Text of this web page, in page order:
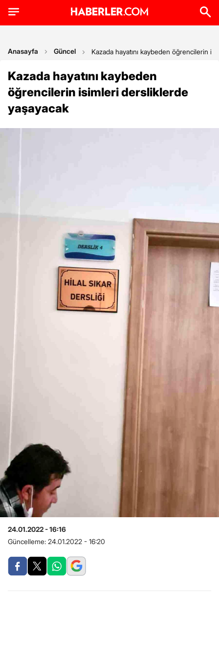
Anasayfa Güncel Kazada hayatını kaybeden öğrencilerin
Kazada hayatını kaybeden
öğrencilerin isimleri dersliklerde
yaşayacak
24.01.2022 - 16:16
Güncelleme: 24.01.2022 - 16:20